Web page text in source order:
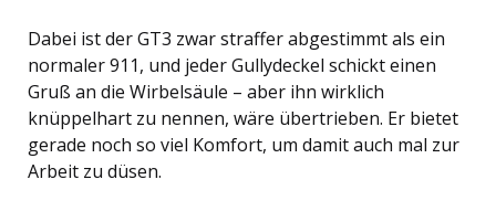
Dabei ist der GT3 zwar straffer abgestimmt als ein
normaler 911, und jeder Gullydeckel schickt einen
Gruß an die Wirbelsäule – aber ihn wirklich
knüppelhart zu nennen, wäre übertrieben. Er bietet
gerade noch so viel Komfort, um damit auch mal zur
Arbeit zu düsen.